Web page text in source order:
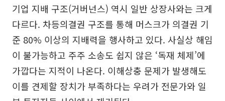
기업 지배 구조(거버넌스) 역시 일반 상장사와는 크게
다르다. 차등의결권 구조를 통해 머스크가 의결권 기
준 80% 이상의 지배력을 행사하고 있다. 사실상 해임
이 불가능하고 주주 소송도 쉽지 않은 ‘독재 체제’에
가깝다는 지적이 나온다. 이해상충 문제가 발생해도
이를 견제할 장치가 부족하다는 우려가 전문가와 일